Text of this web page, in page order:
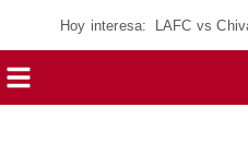
Hoy interesa: LAFC vs